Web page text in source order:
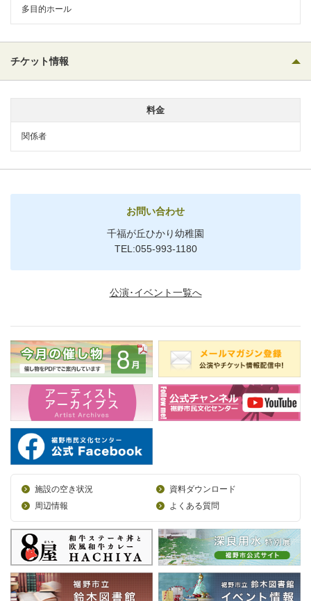
多目的ホール
チケット情報
料金
関係者
お問い合わせ
千福が丘ひかり幼稚園
TEL:055-993-1180
公演･イベント一覧へ
施設の空き状況
資料ダウンロード
周辺情報
よくある質問